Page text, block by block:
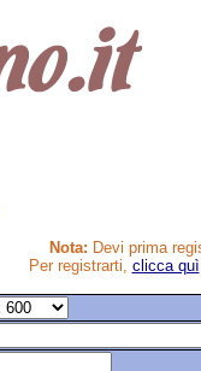
Nota: Devi prima
Per registrarti, clicca quì